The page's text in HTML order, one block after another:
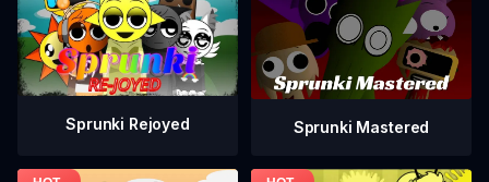
Sprunki Rejoyed Sprunki Mastered